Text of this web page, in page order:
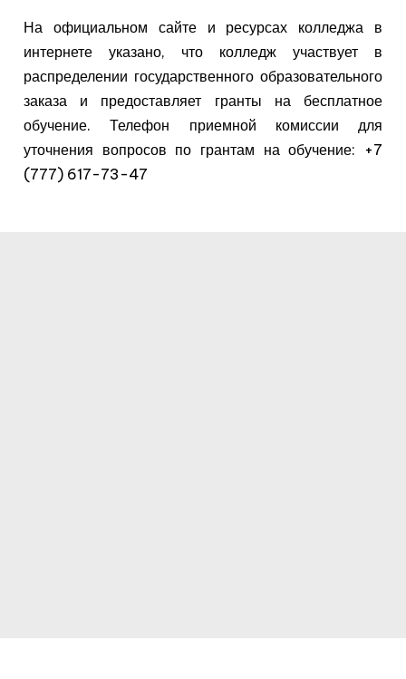
На официальном сайте и ресурсах колледжа в
интернете указано, что колледж участвует в
распределении государственного образовательного
заказа и предоставляет гранты на бесплатное
обучение. Телефон приемной комиссии для
уточнения вопросов по грантам на обучение: +7
(777) 617-73-47